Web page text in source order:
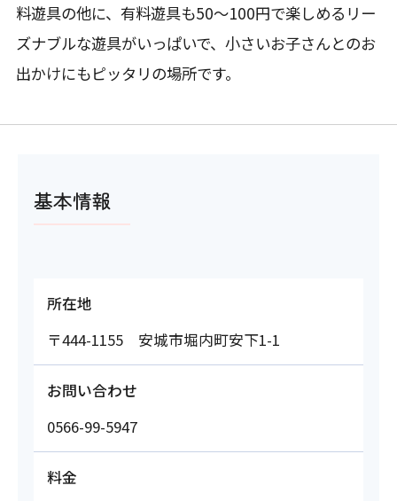
料遊具の他に、有料遊具も50〜100円で楽しめるリー
ズナブルな遊具がいっぱいで、小さいお子さんとのお
出かけにもピッタリの場所です。
基本情報
所在地
〒444-1155 安城市堀内町安下1-1
お問い合わせ
0566-99-5947
料金